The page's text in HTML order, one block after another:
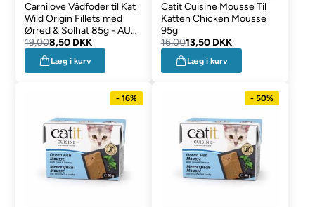
Carnilove Vådfoder til Kat
Wild Origin Fillets med
Ørred & Solhat 85g - AUG
DATOVARER
19,008,50 DKK
Læg i kurv
Catit Cuisine Mousse Til
Katten Chicken Mousse
95g
16,0013,50 DKK
Læg i kurv
- 16% - 50%